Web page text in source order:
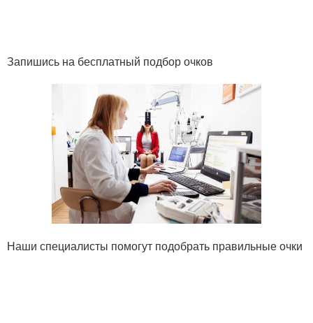
Запишись на бесплатный подбор очков
Наши специалисты помогут подобрать правильные очки